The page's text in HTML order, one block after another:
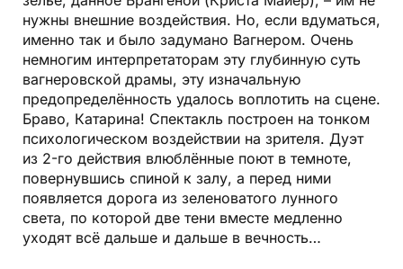
нужны внешние воздействия. Но, если вдуматься,
именно так и было задумано Вагнером. Очень
немногим интерпретаторам эту глубинную суть
вагнеровской драмы, эту изначальную
предопределённость удалось воплотить на сцене.
Браво, Катарина! Спектакль построен на тонком
психологическом воздействии на зрителя. Дуэт
из 2-го действия влюблённые поют в темноте,
повернувшись спиной к залу, а перед ними
появляется дорога из зеленоватого лунного
света, по которой две тени вместе медленно
уходят всё дальше и дальше в вечность…